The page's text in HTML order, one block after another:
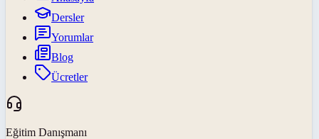
Dersler
Yorumlar
Blog
Ücretler
Eğitim Danışmanı